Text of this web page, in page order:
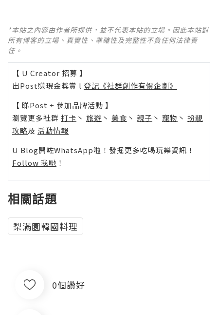
*本站之內容由作者所提供，並不代表本站的立場。因此本站對
所有博客的立場、真實性、準確性及完整性不負任何法律責
任。
【 U Creator 招募 】
出Post賺現金獎賞 l 登記《社群創作有價企劃》
【 睇Post + 參加品牌活動 】
瀏覽更多社群 打卡 丶 旅遊 丶 美食 丶 親子 丶 寵物 丶 扮靚
攻略及 活動情報
U Blog開咗WhatsApp啦！發掘更多吃喝玩樂資訊！
Follow 我哋 ！
相關話題
梨滿園韓國料理
0個讚好